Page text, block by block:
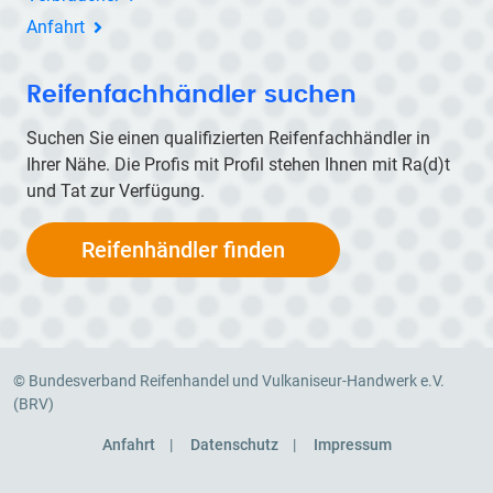
Anfahrt
Reifenfachhändler suchen
Suchen Sie einen qualifizierten Reifenfachhändler in
Ihrer Nähe. Die Profis mit Profil stehen Ihnen mit Ra(d)t
und Tat zur Verfügung.
Reifenhändler finden
© Bundesverband Reifenhandel und Vulkaniseur-Handwerk e.V.
(BRV)
Anfahrt Datenschutz Impressum